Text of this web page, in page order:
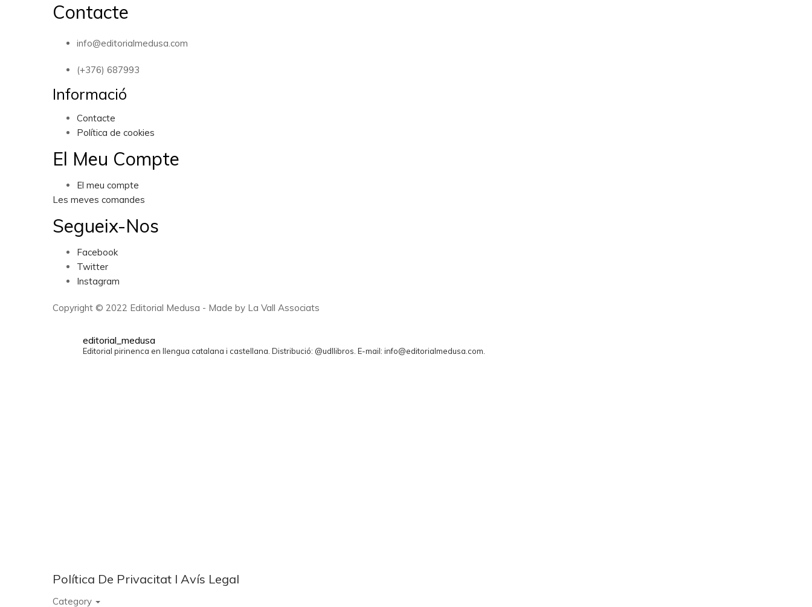
Contacte
info@editorialmedusa.com
(+376) 687993
Informació
Contacte
Política de cookies
El Meu Compte
El meu compte
Les meves comandes
Segueix-Nos
Facebook
Twitter
Instagram
Copyright © 2022 Editorial Medusa - Made by La Vall Associats
editorial_medusa
Editorial pirinenca en llengua catalana i castellana. Distribució: @udllibros. E-mail: info@editorialmedusa.com.
Política De Privacitat I Avís Legal
Category